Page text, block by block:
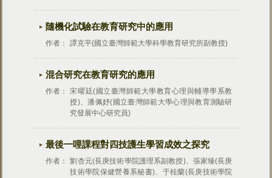
隨機化試驗在教育研究中的應用
作者： 譚克平(國立臺灣師範大學科學教育研究所副教授)
混合研究在教育研究的應用
作者：
宋曜廷(國立臺灣師範大學教育心理與輔導學系教
授)、潘佩妤(國立臺灣師範大學心理與教育測驗研
究發展中心研究員)
最後一哩課程對四技護生學習成效之探究
作者：
劉杏元(長庚技術學院護理系副教授)、張家臻(長庚
技術學院保健營養系秘書)、于桂蘭(長庚技術學院